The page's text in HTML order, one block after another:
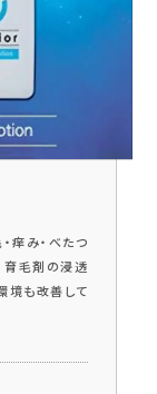
痒み・べたつ
育毛剤の浸透
境も改善して